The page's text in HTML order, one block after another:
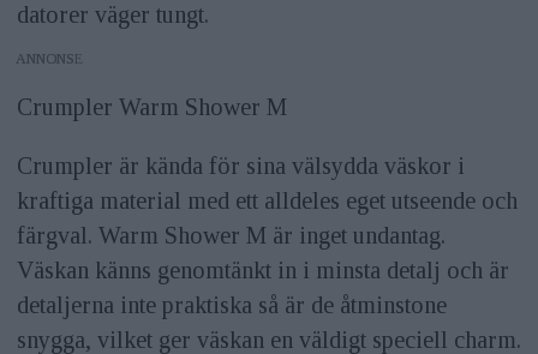
datorer väger tungt.
ANNONS
Crumpler Warm Shower M
Crumpler är kända för sina välsydda väskor i
kraftiga material med ett alldeles eget utseende och
färgval. Warm Shower M är inget undantag.
Väskan känns genomtänkt in i minsta detalj och är
detaljerna inte praktiska så är de åtminstone
snygga, vilket ger väskan en väldigt speciell charm.